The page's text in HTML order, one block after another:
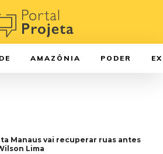
AMAZÔNIA PODER
Manaus vai recuperar ruas antes
Lima